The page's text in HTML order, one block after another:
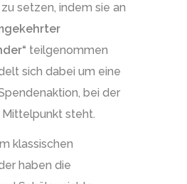
setzen, indem sie an
teilgenommen
sich dabei um eine
bei der
steht.
klassischen
haben die